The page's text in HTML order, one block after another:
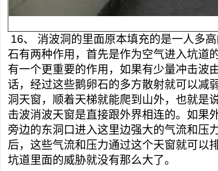
16、 消波洞的里面原本填充的是一人多
石有两种作用，首先是作为空气进入坑道
有一个更重要的作用，如果有少量冲击波
话，经过这些鹅卵石的多方散射就可以减
洞天窗，顺着天梯就能爬到山外，也就是
击波消波天窗是直接跟外界相连的。如果
旁边的东洞口进入这里边强大的气流和压
后，这些气流和压力通过这个天窗就可以
坑道里面的威胁就没有那么大了。